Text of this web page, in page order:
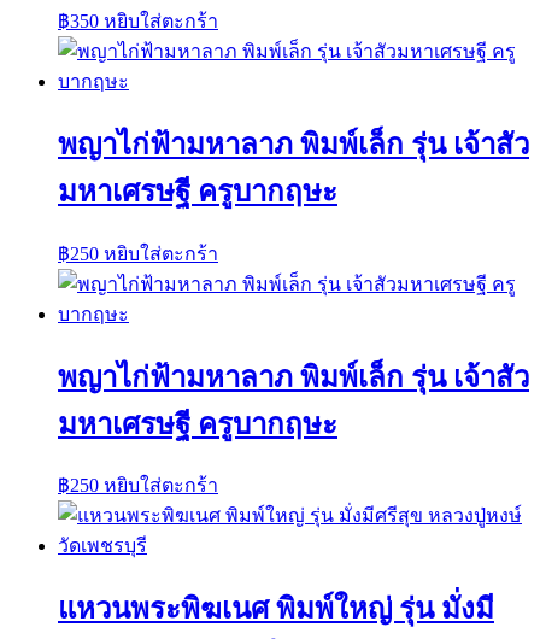
฿350 หยิบใส่ตะกร้า
พญาไก่ฟ้ามหาลาภ พิมพ์เล็ก รุ่น เจ้าสัว
มหาเศรษฐี ครูบากฤษะ
฿250 หยิบใส่ตะกร้า
พญาไก่ฟ้ามหาลาภ พิมพ์เล็ก รุ่น เจ้าสัว
มหาเศรษฐี ครูบากฤษะ
฿250 หยิบใส่ตะกร้า
แหวนพระพิฆเนศ พิมพ์ใหญ่ รุ่น มั่งมี